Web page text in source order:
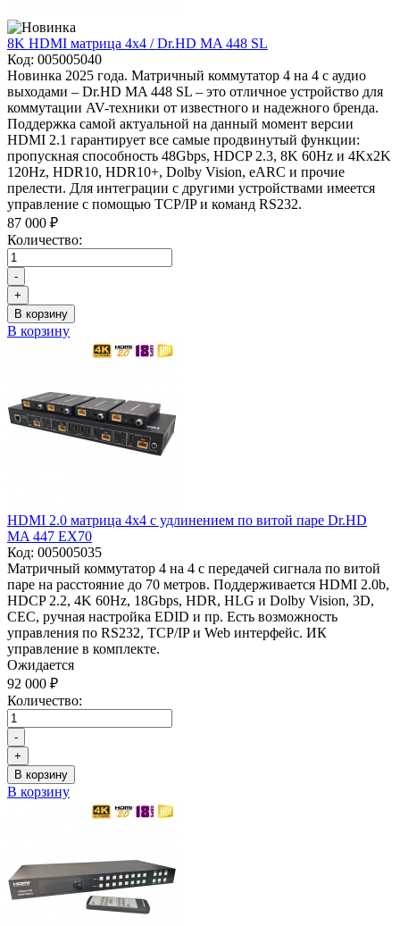
8K HDMI матрица 4x4 / Dr.HD MA 448 SL
Код: 005005040
Новинка 2025 года. Матричный коммутатор 4 на 4 с аудио
выходами – Dr.HD MA 448 SL – это отличное устройство для
коммутации AV-техники от известного и надежного бренда.
Поддержка самой актуальной на данный момент версии
HDMI 2.1 гарантирует все самые продвинутый функции:
пропускная способность 48Gbps, HDCP 2.3, 8K 60Hz и 4Kx2K
120Hz, HDR10, HDR10+, Dolby Vision, eARC и прочие
прелести. Для интеграции с другими устройствами имеется
управление с помощью TCP/IP и команд RS232.
87 000 ₽
Количество:
-
+
В корзину
В корзину
HDMI 2.0 матрица 4x4 с удлинением по витой паре Dr.HD
MA 447 EX70
Код: 005005035
Матричный коммутатор 4 на 4 с передачей сигнала по витой
паре на расстояние до 70 метров. Поддерживается HDMI 2.0b,
HDCP 2.2, 4K 60Hz, 18Gbps, HDR, HLG и Dolby Vision, 3D,
CEC, ручная настройка EDID и пр. Есть возможность
управления по RS232, TCP/IP и Web интерфейс. ИК
управление в комплекте.
Ожидается
92 000 ₽
Количество:
-
+
В корзину
В корзину